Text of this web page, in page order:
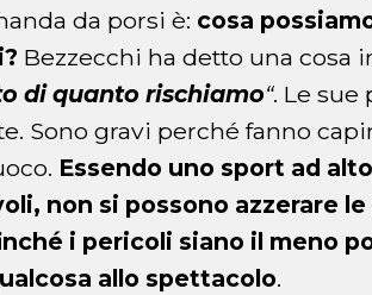
da porsi è: cosa
Bezzecchi ha detto una cosa
di quanto rischiamo“. Le sue
Sono gravi perché fanno
Essendo uno sport ad
non si possono azzerare
i pericoli siano il meno
allo spettacolo.